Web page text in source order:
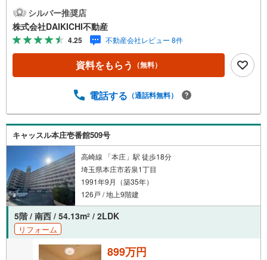
すので、安心、安全のお取引ができる事をお約束いたしま
す。住宅ローンや火災保険、ライフライン（電気、ガス、
水道等）や税金の控除手続きまで、不動産購入に関わる全
ての手続きを私共がサポートいたします。お客様のご不明
点は丁寧にご説明いたしますのでご安心ください。その他
物件以外にかかる諸経費について、「どこに、なんで、い
わせください。
シルバー推奨店
株式会社DAIKICHI不動産
4.25 不動産会社レビュー 8件
資料をもらう （無料）
電話する （通話料無料）
キャッスル本庄壱番館509号
高崎線 「本庄」駅 徒歩18分
埼玉県本庄市若泉1丁目
1991年9月（築35年）
126戸 / 地上9階建
5階 / 南西 / 54.13m2 / 2LDK
リフォーム
899万円